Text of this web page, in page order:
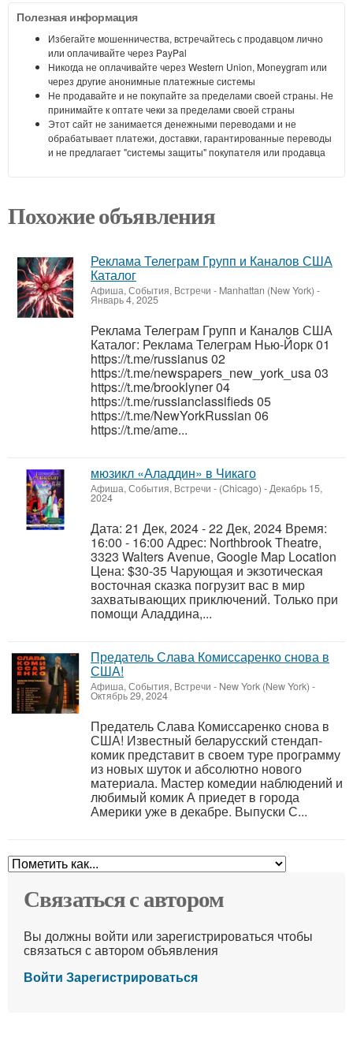
Полезная информация
Избегайте мошенничества, встречайтесь с продавцом лично
или оплачивайте через PayPal
Никогда не оплачивайте через Western Union, Moneygram или
через другие анонимные платежные системы
Не продавайте и не покупайте за пределами своей страны. Не
принимайте к оптате чеки за пределами своей страны
Этот сайт не занимается денежными переводами и не
обрабатывает платежи, доставки, гарантированные переводы
и не предлагает "системы защиты" покупателя или продавца
Похожие объявления
Реклама Телеграм Групп и Каналов США
Каталог
Афиша, События, Встречи - Manhattan (New York) -
Январь 4, 2025
Реклама Телеграм Групп и Каналов США
Каталог: Реклама Телеграм Нью-Йорк 01
https://t.me/russianus 02
https://t.me/newspapers_new_york_usa 03
https://t.me/brooklyner 04
https://t.me/russianclassifieds 05
https://t.me/NewYorkRussian 06
https://t.me/ame...
мюзикл «Аладдин» в Чикаго
Афиша, События, Встречи - (Chicago) -Декабрь 15,
2024
Дата: 21 Дек, 2024 - 22 Дек, 2024 Время:
16:00 - 16:00 Адрес: Northbrook Theatre,
3323 Walters Avenue, Google Map Location
Цена: $30-35 Чарующая и экзотическая
восточная сказка погрузит вас в мир
захватывающих приключений. Только при
помощи Аладдина,...
Предатель Слава Комиссаренко снова в
США!
Афиша, События, Встречи - New York (New York) -
Октябрь 29, 2024
Предатель Слава Комиссаренко снова в
США! Известный беларусский стендап-
комик представит в своем туре программу
из новых шуток и абсолютно нового
материала. Мастер комедии наблюдений и
любимый комик А приедет в города
Америки уже в декабре. Выпуски С...
Связаться с автором
Вы должны войти или зарегистрироваться чтобы
связаться с автором объявления
Войти Зарегистрироваться